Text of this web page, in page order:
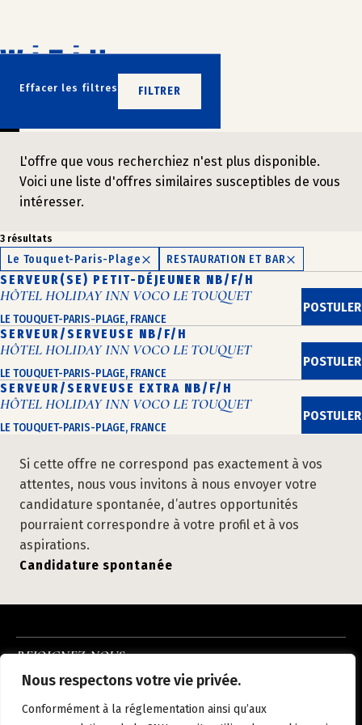
Nous respectons votre vie privée.
Conformément à la réglementation ainsi qu’aux
contenu
Effacer les filtres FILTRER
N’ATTENDEZ PLUS
REJOIGNEZ-NOUS
L'offre que vous recherchiez n'est plus disponible.
Voici une liste d'offres similaires susceptibles de vous
intéresser.
3 résultats
Le Touquet-Paris-Plage RESTAURATION ET BAR
SERVEUR(SE) PETIT-DÉJEUNER NB/F/H
HÔTEL HOLIDAY INN VOCO LE TOUQUET
LE TOUQUET-PARIS-PLAGE, FRANCE
POSTULER
SERVEUR/SERVEUSE NB/F/H
HÔTEL HOLIDAY INN VOCO LE TOUQUET
LE TOUQUET-PARIS-PLAGE, FRANCE
POSTULER
SERVEUR/SERVEUSE EXTRA NB/F/H
HÔTEL HOLIDAY INN VOCO LE TOUQUET
LE TOUQUET-PARIS-PLAGE, FRANCE
POSTULER
Si cette offre ne correspond pas exactement à vos
attentes, nous vous invitons à nous envoyer votre
candidature spontanée, d’autres opportunités
pourraient correspondre à votre profil et à vos
aspirations.
Candidature spontanée
REJOIGNEZ-NOUS
NOUS REJOINDRE
MENTIONS LÉGALESPOLITIQUE DE CONFIDENTIALITÉ